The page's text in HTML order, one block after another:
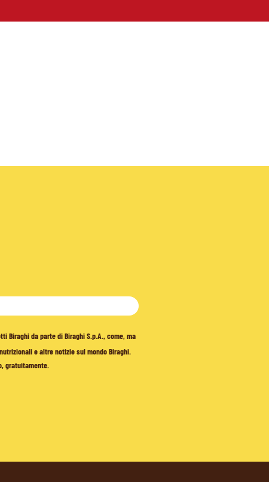
Biraghi da parte di Biraghi S.p.A., come, ma
e altre notizie sul mondo Biraghi.
gratuitamente.